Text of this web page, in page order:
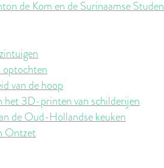
de Kom en de Surinaamse
optochten
van de hoop
het 3D-printen van schilderijen
de Oud-Hollandse keuken
Ontzet